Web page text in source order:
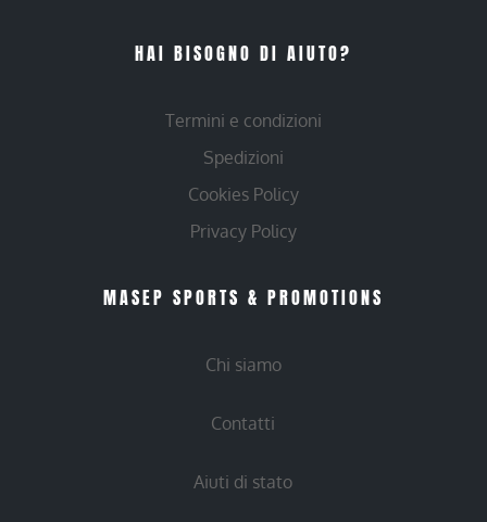
HAI BISOGNO DI AIUTO?
Termini e condizioni
Spedizioni
Cookies Policy
Privacy Policy
MASEP SPORTS & PROMOTIONS
Chi siamo
Contatti
Aiuti di stato